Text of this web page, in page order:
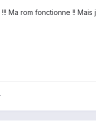
!!! Ma rom fonctionne !!